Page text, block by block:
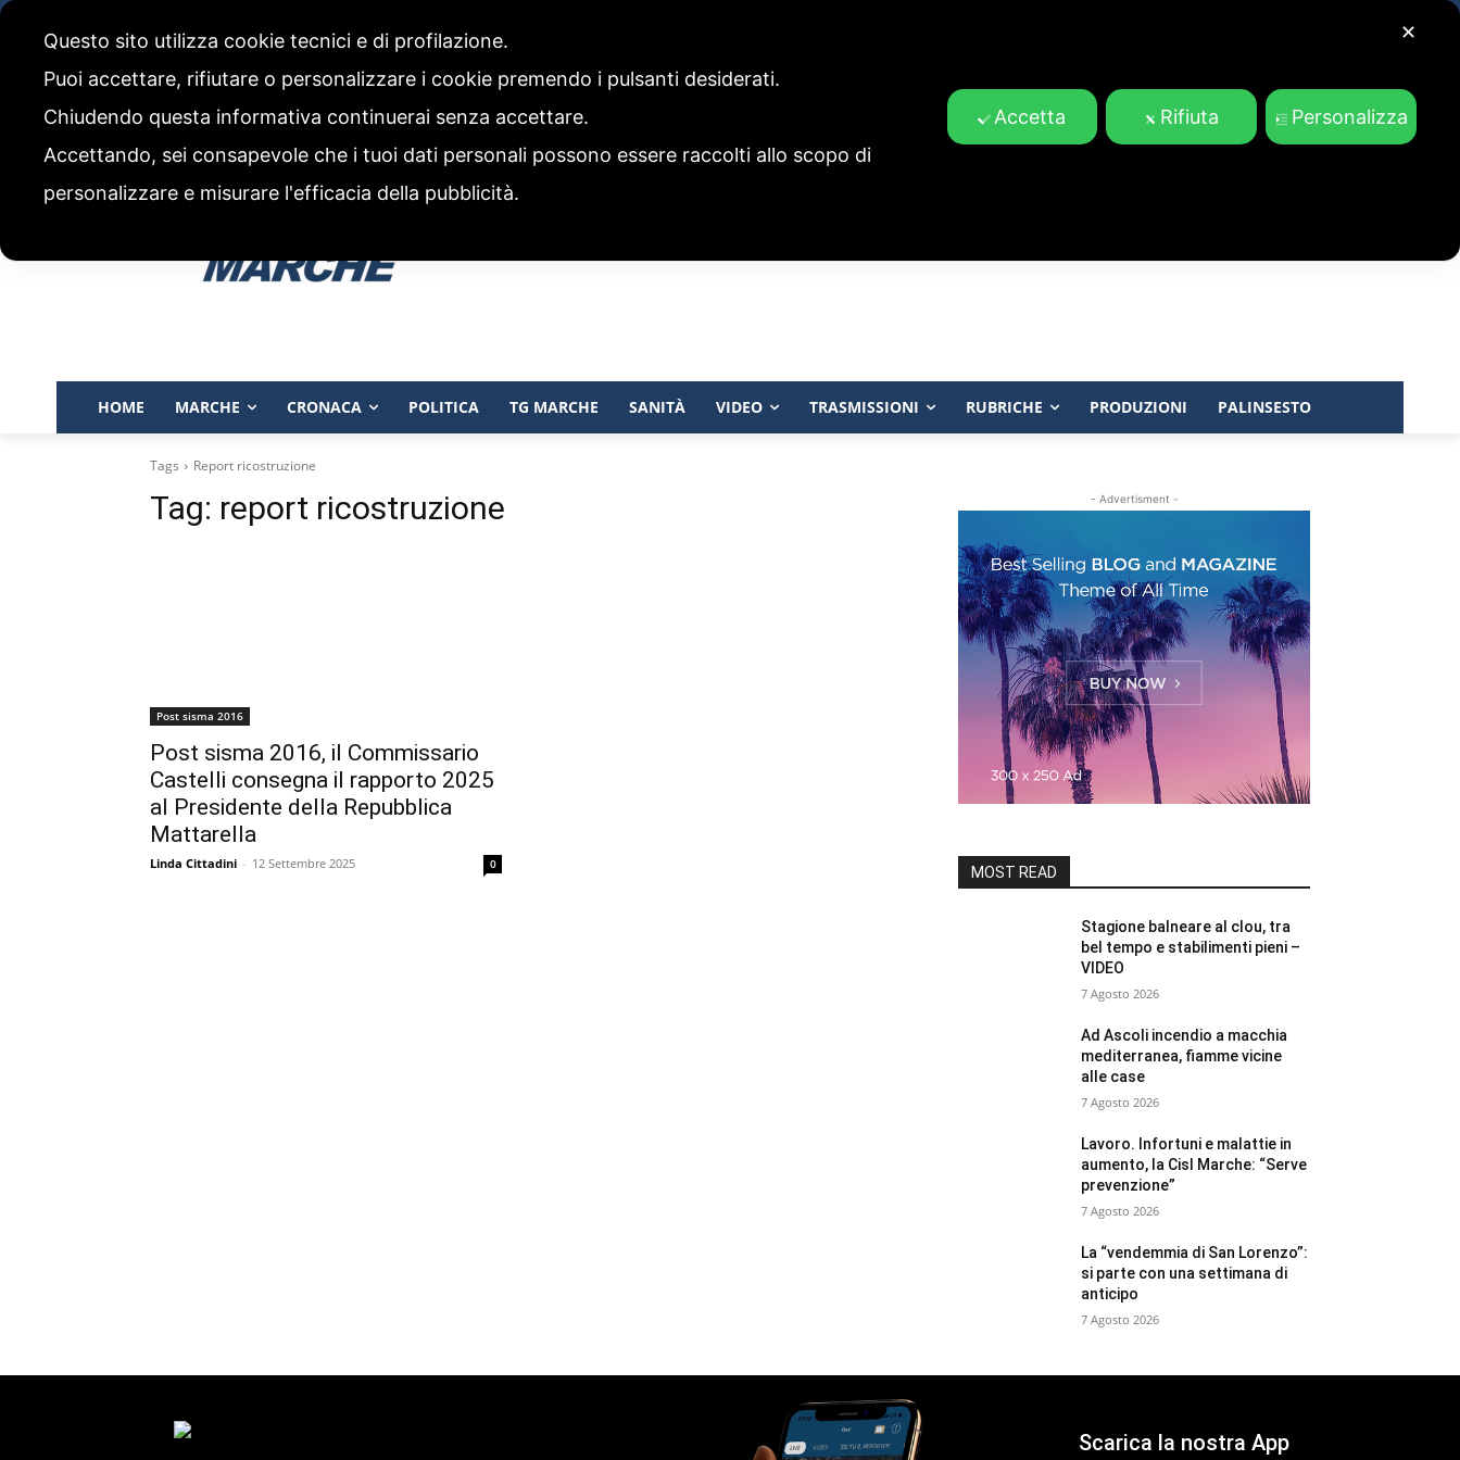
CODICE ETICO E POLITICA EDITORIALE
HOME MARCHE CRONACA POLITICA TG MARCHE SANITÀ VIDEO TRASMISSIONI RUBRICHE PRODUZIONI PALINSESTO
Tags Report ricostruzione
Tag: report ricostruzione
Post sisma 2016
Post sisma 2016, il Commissario
Castelli consegna il rapporto 2025
al Presidente della Repubblica
Mattarella
Linda Cittadini - 12 Settembre 2025 0
- Advertisment -
MOST READ
Stagione balneare al clou, tra
bel tempo e stabilimenti pieni –
VIDEO
7 Agosto 2026
Ad Ascoli incendio a macchia
mediterranea, fiamme vicine
alle case
7 Agosto 2026
Lavoro. Infortuni e malattie in
aumento, la Cisl Marche: “Serve
prevenzione”
7 Agosto 2026
La “vendemmia di San Lorenzo”:
si parte con una settimana di
anticipo
7 Agosto 2026
Scarica la nostra App
✕
Questo sito utilizza cookie tecnici e di profilazione.
Puoi accettare, rifiutare o personalizzare i cookie premendo i pulsanti desiderati.
Chiudendo questa informativa continuerai senza accettare.
Accettando, sei consapevole che i tuoi dati personali possono essere raccolti allo scopo di
personalizzare e misurare l'efficacia della pubblicità.
Accetta Rifiuta Personalizza